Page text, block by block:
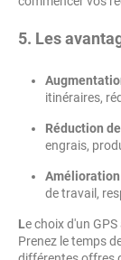
5. Les
itinéraires,
Réduction
engrais,
Amélioration
de travail,
Le choix d'un
Prenez le temps